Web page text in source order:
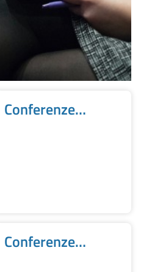
Conferenze
Conferenze